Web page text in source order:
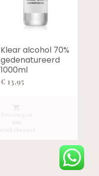
Klear alcohol 70%
gedenatureerd
1000ml
€ 13,95